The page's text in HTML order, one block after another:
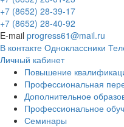
+7 (8652) 28-39-17
+7 (8652) 28-40-92
E-mail progress61@mail.ru
В контакте Одноклассники
Личный кабинет
Повышение
Профессиональная
Дополнительное
Профессиональное
Семинары